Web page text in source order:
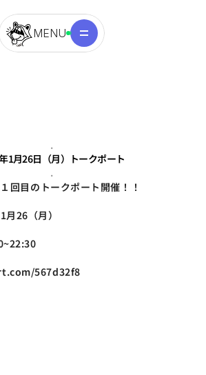
MENU
.
1月26日（月）トークポート
.
回目のトークポート開催！！
26（月）
567d32f8